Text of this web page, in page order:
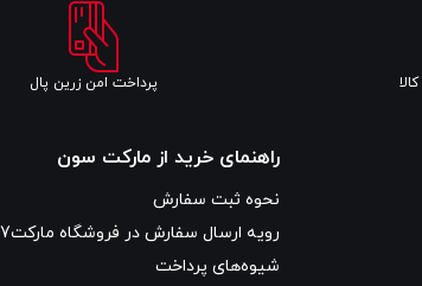
پرداخت امن زرین پال
راهنمای خرید از مارکت سون
نحوه ثبت سفارش
رویه ارسال سفارش در فروشگاه مارکت7
شیوه‌های پرداخت